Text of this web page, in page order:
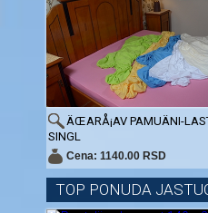
ÄŒARÅ¡AV PAMUÄNI-
SINGL
Cena: 1140.00 RSD
TOP PONUDA